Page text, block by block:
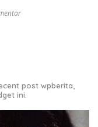
post wpberita,
ini.